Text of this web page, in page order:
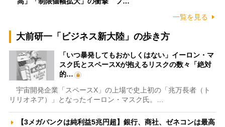
一覧を見る
大前研一「ビジネス新大陸」の歩き方
「いつ暴発してもおかしくはない」イーロン・マ
スク氏とスペースXが抱えるリスクの数々「絶対
的…
宇宙開発企業「スペースX」の上場で史上初の「兆万長者（ト
リリオネア）」となったイーロン・マスク氏。…
【3メガバンクは純利益5兆円超】銀行、商社、ゼネコンは最高